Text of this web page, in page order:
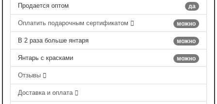
да
Продается оптом
можно
Оплатить подарочным сертификатом
можно
В 2 раза больше янтаря
можно
Янтарь с красками
Отзывы
Доставка и оплата